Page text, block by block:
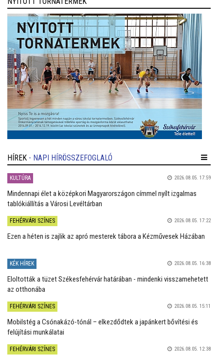
HÍREK - NAPI HÍRÖSSZEFOGLALÓ
KULTÚRA 2026.08.05. 17:59
Mindennapi élet a középkori Magyarországon címmel nyílt izgalmas
tablókiállítás a Városi Levéltárban
FEHÉRVÁRI SZÍNES 2026.08.05. 17:22
Ezen a héten is zajlik az apró mesterek tábora a Kézművesek Házában
KÉK HÍREK 2026.08.05. 16:38
Eloltották a tüzet Székesfehérvár határában - mindenki visszamehetett
az otthonába
FEHÉRVÁRI SZÍNES 2026.08.05. 15:11
Mobilstég a Csónakázó-tónál – elkezdődtek a japánkert bővítési és
felújítási munkálatai
FEHÉRVÁRI SZÍNES 2026.08.05. 12:38